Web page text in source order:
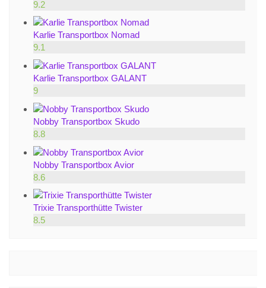
9.2
Karlie Transportbox Nomad
9.1
Karlie Transportbox GALANT
9
Nobby Transportbox Skudo
8.8
Nobby Transportbox Avior
8.6
Trixie Transporthütte Twister
8.5